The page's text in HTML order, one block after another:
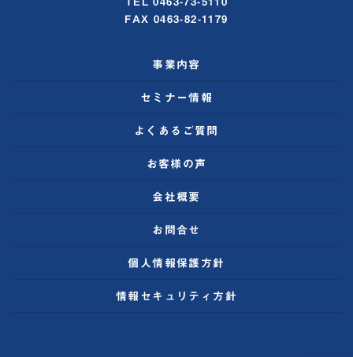
FAX 0463-82-1179
事業内容
セミナー情報
よくあるご質問
お客様の声
会社概要
お問合せ
個人情報保護方針
情報セキュリティ方針